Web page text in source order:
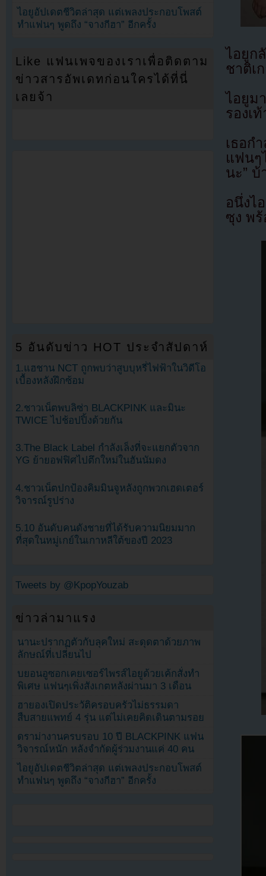
ไอยูก
ชาติเ
ไอยูม
รองเ
เธอก
แฟนๆ
นะ” บ้
อนึ่งไ
ซุง พ
ไอยูอัปเดตชีวิตล่าสุด แต่เพลงประกอบโพสต์
ทำแฟนๆ พูดถึง “จางกีฮา” อีกครั้ง
Like แฟนเพจของเราเพื่อติดตาม
ข่าวสารอัพเดทก่อนใครได้ที่นี่
เลยจ้า
5 อันดับข่าว HOT ประจำสัปดาห์
1.แฮชาน NCT ถูกพบว่าสูบบุหรี่ไฟฟ้าในวิดีโอ
เบื้องหลังฝึกซ้อม
2.ชาวเน็ตพบลิซ่า BLACKPINK และมินะ
TWICE ไปช้อปปิ้งด้วยกัน
3.The Black Label กำลังเล็งที่จะแยกตัวจาก
YG ย้ายอฟฟิศไปตึกใหม่ในฮันนัมดง
4.ชาวเน็ตปกป้องคิมมินจูหลังถูกพวกเฮดเตอร์
วิจารณ์รูปร่าง
5.10 อันดับคนดังชายที่ได้รับความนิยมมาก
ที่สุดในหมู่เกย์ในเกาหลีใต้ของปี 2023
Tweets by @KpopYouzab
ข่าวล่ามาแรง
นานะปรากฏตัวกับลุคใหม่ สะดุดตาด้วยภาพ
ลักษณ์ที่เปลี่ยนไป
บยอนอูซอกเคยเซอร์ไพรส์ไอยูด้วยเค้กสั่งทำ
พิเศษ แฟนๆเพิ่งสังเกตหลังผ่านมา 3 เดือน
ฮายองเปิดประวัติครอบครัวไม่ธรรมดา
สืบสายแพทย์ 4 รุ่น แต่ไม่เคยคิดเดินตามรอย
ดราม่างานครบรอบ 10 ปี BLACKPINK แฟน
วิจารณ์หนัก หลังจำกัดผู้ร่วมงานแค่ 40 คน
ไอยูอัปเดตชีวิตล่าสุด แต่เพลงประกอบโพสต์
ทำแฟนๆ พูดถึง “จางกีฮา” อีกครั้ง